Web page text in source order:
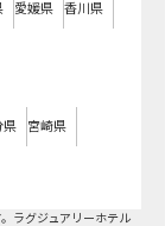
愛媛県 香川県
県 宮崎県
ラグジュアリーホテル